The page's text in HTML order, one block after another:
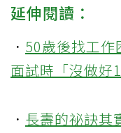
延伸閱讀：
． 50歲後找工作
面試時「沒做好1
． 長壽的祕訣其